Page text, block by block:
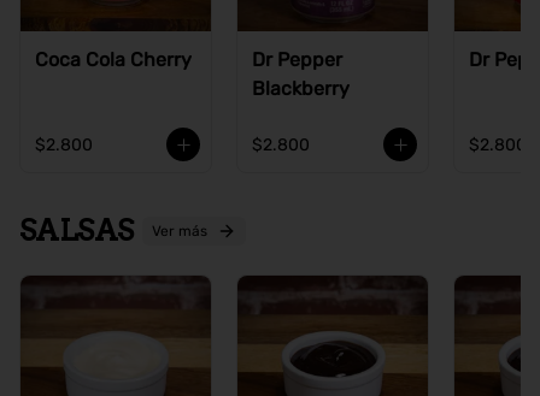
Coca Cola Cherry
$2.800
Dr Pepper
Blackberry
$2.800
Dr
$2.800
SALSAS Ver más